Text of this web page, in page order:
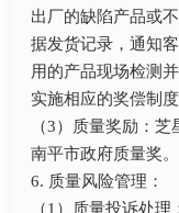
出厂的缺陷产品或
据发货记录，通知
用的产品现场检测
实施相应的奖偿制
（3）质量奖励：
南平市政府质量奖。
6. 质量风险管理：
（1）质量投诉处